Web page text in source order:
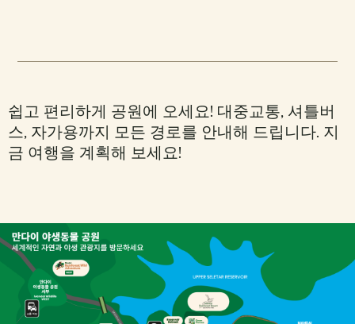
쉽고 편리하게 공원에 오세요! 대중교통, 셔틀버
스, 자가용까지 모든 경로를 안내해 드립니다. 지
금 여행을 계획해 보세요!